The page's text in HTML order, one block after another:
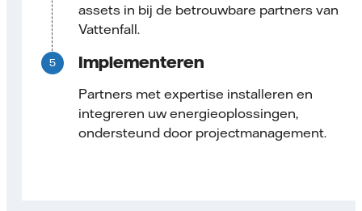
assets in bij de betrouwbare partners van
Vattenfall.
Implementeren
Partners met expertise installeren en
integreren uw energieoplossingen,
ondersteund door projectmanagement.